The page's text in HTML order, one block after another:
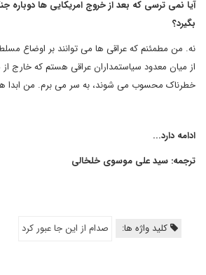
آیا نمی ترسی که بعد از خروج امریکایی ها دوباره
بگیرد؟
نه. من مطمئنم که عراقی ها می توانند بر اوضاع
از میان معدود سیاستمداران عراقی هستم که خارج
خطرناک محسوب می شوند، به سر می برم. من ابدا
ادامه دارد...
ترجمه: سید علی موسوی خلخالی
کلید واژه ها: صدام از این جا عبور کرد